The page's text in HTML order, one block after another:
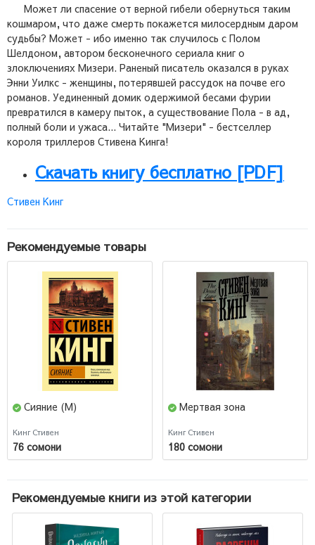
Может ли спасение от верной гибели обернуться таким
кошмаром, что даже смерть покажется милосердным даром
судьбы? Может - ибо именно так случилось с Полом
Шелдоном, автором бесконечного сериала книг о
злоключениях Мизери. Раненый писатель оказался в руках
Энни Уилкс - женщины, потерявшей рассудок на почве его
романов. Уединенный домик одержимой бесами фурии
превратился в камеру пыток, а существование Пола - в ад,
полный боли и ужаса... Читайте "Мизери" - бестселлер
короля триллеров Стивена Кинга!
Скачать книгу бесплатно [PDF]
Стивен Кинг
Рекомендуемые товары
Сияние (М)
Кинг Стивен
76 сомони
Мертвая зона
Кинг Стивен
180 сомони
Рекомендуемые книги из этой категории